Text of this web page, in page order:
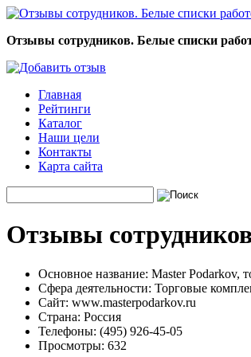
Отзывы сотрудников. Белые списки
Главная
Рейтинги
Каталог
Наши цели
Контакты
Карта сайта
Отзывы
Основное название: Master Podarkov,
Сфера деятельности: Торговые
Сайт: www.masterpodarkov.ru
Страна: Россия
Телефоны: (495) 926-45-05
Просмотры: 632